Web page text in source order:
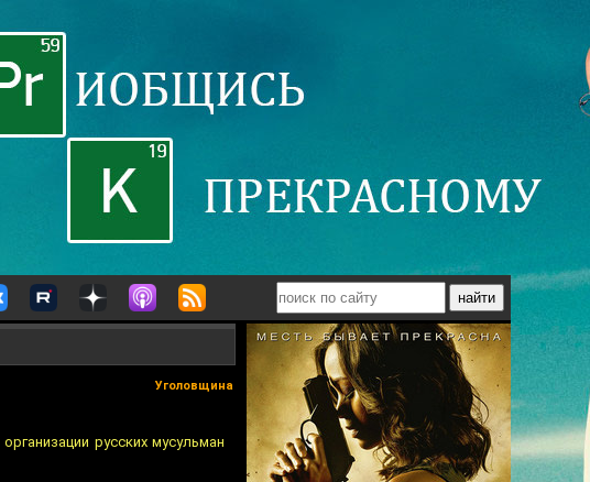
Уголовщина
русских мусульман